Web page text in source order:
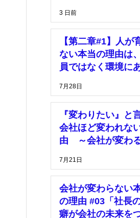
きる環境」がある
3 日前
【第二章#1】人が
ない本当の理由は
員ではなく環境に
7月28日
『変わりたい』と
会社ほど変われな
由 ～会社が変わ
った時～
7月21日
会社が変わらない
の理由 #03「社長
癖が会社の未来を